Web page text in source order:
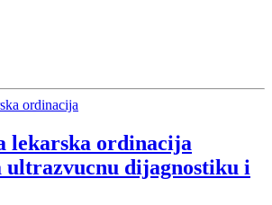
lekarska ordinacija
dijagnostiku i